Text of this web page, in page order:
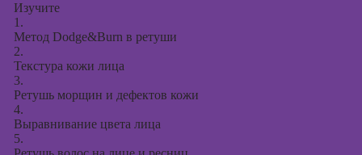
Изучите
1.
Метод Dodge&Burn в ретуши
2.
Текстура кожи лица
3.
Ретушь морщин и дефектов кожи
4.
Выравнивание цвета лица
5.